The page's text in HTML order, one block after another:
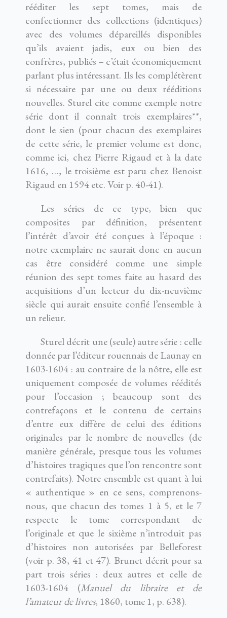
rééditer les sept tomes, mais de
confectionner des collections (identiques)
avec des volumes dépareillés disponibles
qu’ils avaient jadis, eux ou bien des
confrères, publiés – c’était économiquement
parlant plus intéressant. Ils les complétèrent
si nécessaire par une ou deux rééditions
nouvelles. Sturel cite comme exemple notre
série dont il connaît trois exemplaires**,
dont le sien (pour chacun des exemplaires
de cette série, le premier volume est donc,
comme ici, chez Pierre Rigaud et à la date
1616, …, le troisième est paru chez Benoist
Rigaud en 1594 etc. Voir p. 40-41).
Les séries de ce type, bien que
composites par définition, présentent
l’intérêt d’avoir été conçues à l’époque :
notre exemplaire ne saurait donc en aucun
cas être considéré comme une simple
réunion des sept tomes faite au hasard des
acquisitions d’un lecteur du dix-neuvième
siècle qui aurait ensuite confié l’ensemble à
un relieur.
Sturel décrit une (seule) autre série : celle
donnée par l’éditeur rouennais de Launay en
1603-1604 : au contraire de la nôtre, elle est
uniquement composée de volumes réédités
pour l’occasion ; beaucoup sont des
contrefaçons et le contenu de certains
d’entre eux diffère de celui des éditions
originales par le nombre de nouvelles (de
manière générale, presque tous les volumes
d’histoires tragiques que l’on rencontre sont
contrefaits). Notre ensemble est quant à lui
« authentique » en ce sens, comprenons-
nous, que chacun des tomes 1 à 5, et le 7
respecte le tome correspondant de
l’originale et que le sixième n’introduit pas
d’histoires non autorisées par Belleforest
(voir p. 38, 41 et 47). Brunet décrit pour sa
part trois séries : deux autres et celle de
1603-1604 (Manuel du libraire et de
l’amateur de livres, 1860, tome 1, p. 638).